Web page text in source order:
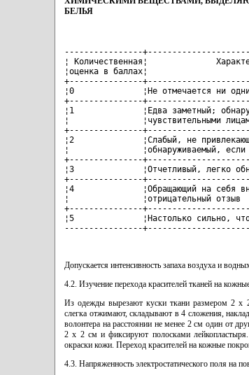
БЕЛЬЯ
----------------
¦ Количественная¦
¦оценка в баллах¦
+---------------
¦0              ¦Не отмечается ни
+---------------
¦1              ¦Едва заметный;
¦               ¦чувствительными
+---------------
¦2              ¦Слабый, не
¦               ¦обнаруживаемый,
+---------------
¦3              ¦Отчетливый, легко
+---------------
¦4              ¦Обращающий на себя
¦               ¦отрицательный
+---------------
¦5              ¦Настолько сильно, что
----------------
Допускается интенсивность запаха воздуха и
4.2. Изучение перехода красителей тканей на
Из одежды вырезают куски ткани размером 2 x
слегка отжимают, складывают в 4 сложения,
волонтера на расстоянии не менее 2 см один от
2 x 2 см и фиксируют полосками
окраски кожи. Переход красителей на кожные
4.3. Напряженность электростатического поля на